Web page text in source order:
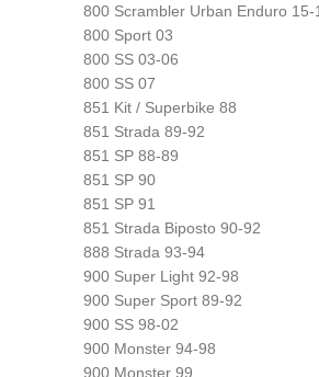
800 Scrambler Urban Enduro 15-
800 Sport 03
800 SS 03-06
800 SS 07
851 Kit / Superbike 88
851 Strada 89-92
851 SP 88-89
851 SP 90
851 SP 91
851 Strada Biposto 90-92
888 Strada 93-94
900 Super Light 92-98
900 Super Sport 89-92
900 SS 98-02
900 Monster 94-98
900 Monster 99